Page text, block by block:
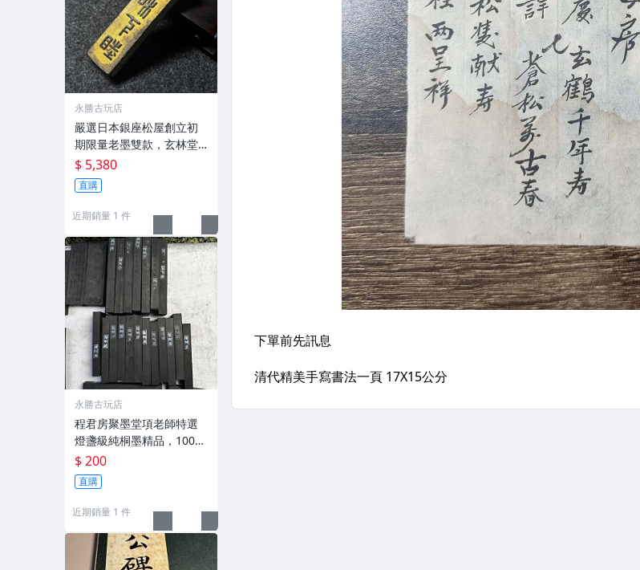
永勝古玩店
嚴選日本銀座松屋創立初
期限量老墨雙款，玄林堂
專為松屋打造，重量22.5
g，適合收藏及品味民國時
期古雅文化 文房用具 民國
古墨 收藏文玩
$ 5,380
直購
近期銷量 1 件
永勝古玩店
程君房聚墨堂項老師特選
燈盞級純桐墨精品，100克
以上，檀香墨質細膩黑亮
藍紫光放 檢驗嚴選推薦 燈
盞級墨 放藍紫光 檢驗嚴選
$ 200
直購
近期銷量 1 件